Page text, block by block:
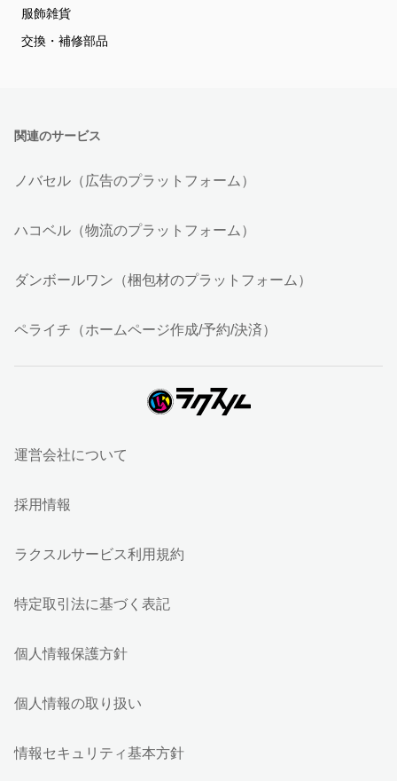
服飾雑貨
交換・補修部品
関連のサービス
ノバセル（広告のプラットフォーム）
ハコベル（物流のプラットフォーム）
ダンボールワン（梱包材のプラットフォーム）
ペライチ（ホームページ作成/予約/決済）
運営会社について
採用情報
ラクスルサービス利用規約
特定取引法に基づく表記
個人情報保護方針
個人情報の取り扱い
情報セキュリティ基本方針